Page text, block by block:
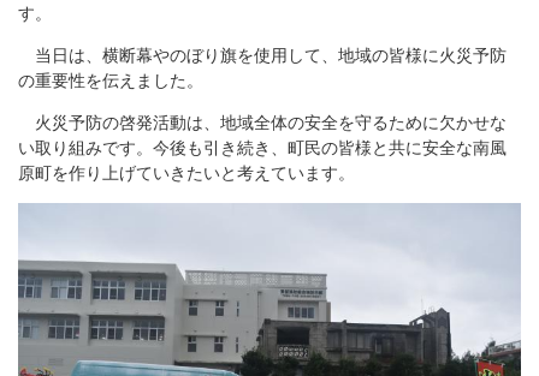
す。
当日は、横断幕やのぼり旗を使用して、地域の皆様に火災予防
の重要性を伝えました。
火災予防の啓発活動は、地域全体の安全を守るために欠かせな
い取り組みです。今後も引き続き、町民の皆様と共に安全な南風
原町を作り上げていきたいと考えています。